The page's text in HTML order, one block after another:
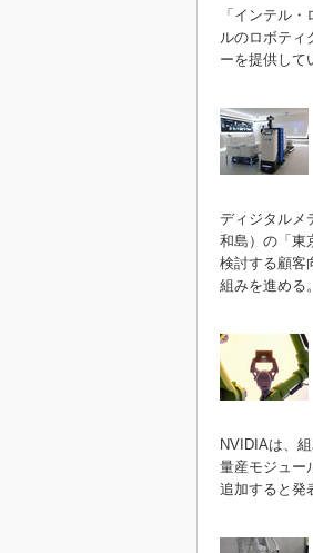
「インテル
ルのロボティ
ーを提供して
ディジタルメ
和島）の「東
検討する顧客
組みを進める。
NVIDIAは、
量産モジュー
追加すると発